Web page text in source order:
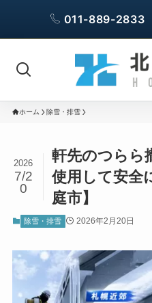
011-889-2833
ホーム 除雪・排雪
軒先のつらら
使用して安全
庭市】
2026
7/2
0
除雪・排雪 2026年2月20日